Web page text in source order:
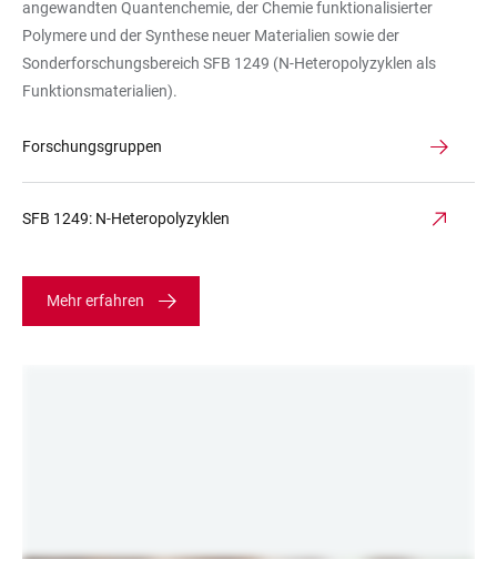
angewandten Quantenchemie, der Chemie funktionalisierter
Polymere und der Synthese neuer Materialien sowie der
Sonderforschungsbereich SFB 1249 (N-Heteropolyzyklen als
Funktionsmaterialien).
Forschungsgruppen
SFB 1249: N-Heteropolyzyklen
Mehr erfahren